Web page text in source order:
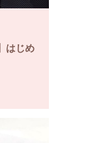
はじめ